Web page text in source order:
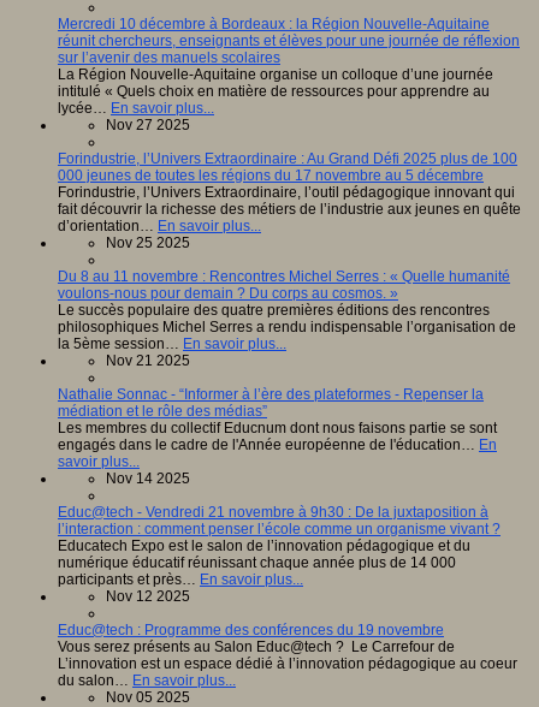
Mercredi 10 décembre à Bordeaux : la Région Nouvelle-Aquitaine
réunit chercheurs, enseignants et élèves pour une journée de réflexion
sur l’avenir des manuels scolaires
La Région Nouvelle-Aquitaine organise un colloque d’une journée
intitulé « Quels choix en matière de ressources pour apprendre au
lycée… En savoir plus...
Nov 27 2025
Forindustrie, l’Univers Extraordinaire : Au Grand Défi 2025 plus de 100
000 jeunes de toutes les régions du 17 novembre au 5 décembre
Forindustrie, l’Univers Extraordinaire, l’outil pédagogique innovant qui
fait découvrir la richesse des métiers de l’industrie aux jeunes en quête
d’orientation… En savoir plus...
Nov 25 2025
Du 8 au 11 novembre : Rencontres Michel Serres : « Quelle humanité
voulons-nous pour demain ? Du corps au cosmos. »
Le succès populaire des quatre premières éditions des rencontres
philosophiques Michel Serres a rendu indispensable l’organisation de
la 5ème session… En savoir plus...
Nov 21 2025
Nathalie Sonnac - “Informer à l’ère des plateformes - Repenser la
médiation et le rôle des médias”
Les membres du collectif Educnum dont nous faisons partie se sont
engagés dans le cadre de l'Année européenne de l'éducation… En
savoir plus...
Nov 14 2025
Educ@tech - Vendredi 21 novembre à 9h30 : De la juxtaposition à
l’interaction : comment penser l’école comme un organisme vivant ?
Educatech Expo est le salon de l’innovation pédagogique et du
numérique éducatif réunissant chaque année plus de 14 000
participants et près… En savoir plus...
Nov 12 2025
Educ@tech : Programme des conférences du 19 novembre
Vous serez présents au Salon Educ@tech ? Le Carrefour de
L’innovation est un espace dédié à l’innovation pédagogique au coeur
du salon… En savoir plus...
Nov 05 2025